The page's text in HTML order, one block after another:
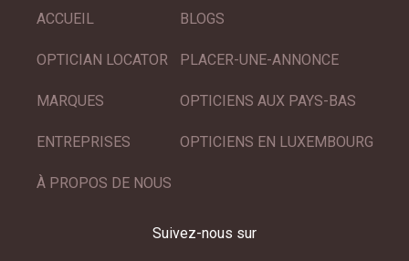
ACCUEIL
OPTICIAN LOCATOR
MARQUES
ENTREPRISES
À PROPOS DE NOUS
BLOGS
PLACER-UNE-ANNONCE
OPTICIENS AUX PAYS-BAS
OPTICIENS EN LUXEMBOURG
Suivez-nous sur